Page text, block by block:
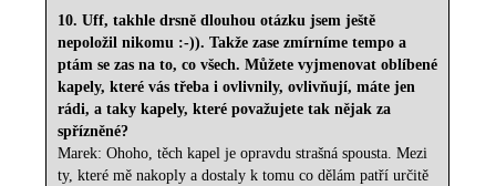
10. Uff, takhle drsně dlouhou otázku jsem ještě
nepoložil nikomu :-)). Takže zase zmírníme tempo a
ptám se zas na to, co všech. Můžete vyjmenovat oblíbené
kapely, které vás třeba i ovlivnily, ovlivňují, máte jen
rádi, a taky kapely, které považujete tak nějak za
spřízněné?
Marek: Ohoho, těch kapel je opravdu strašná spousta. Mezi
ty, které mě nakoply a dostaly k tomu co dělám patří určitě